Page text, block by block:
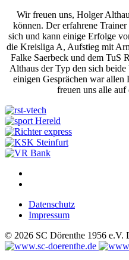
Wir freuen uns, Holger
können. Der erfahrene
sich und kann einige Erfolge
die Kreisliga A, Aufstieg mit
Falke Saerbeck und dem TuS
Althaus der Typ den sich
einigen Gesprächen war allen
freuen uns alle auf
Datenschutz
Impressum
© 2026 SC Dörenthe 1956 e.V.